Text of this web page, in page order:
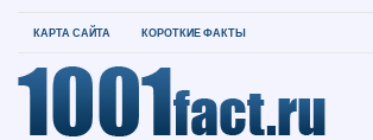
КАРТА САЙТА КОРОТКИЕ ФАКТЫ